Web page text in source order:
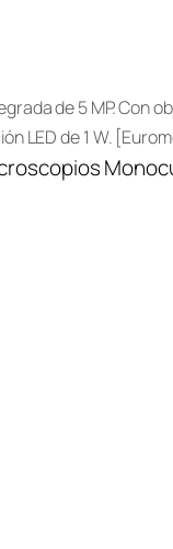
de 5 MP. Con
LED de 1 W.